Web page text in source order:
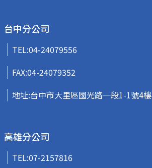
台中分公司
TEL:04-24079556
FAX:04-24079352
地址:台中市大里區國光路一段1-1號4樓
高雄分公司
TEL:07-2157816